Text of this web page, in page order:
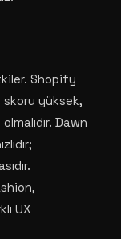
Shopify
yüksek,
Dawn
UX